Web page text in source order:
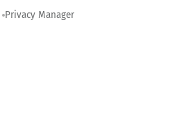
Privacy Manager